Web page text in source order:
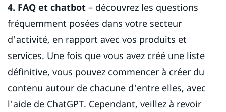
4. FAQ et chatbot – découvrez les questions
fréquemment posées dans votre secteur
d'activité, en rapport avec vos produits et
services. Une fois que vous avez créé une liste
définitive, vous pouvez commencer à créer du
contenu autour de chacune d'entre elles, avec
l'aide de ChatGPT. Cependant, veillez à revoir